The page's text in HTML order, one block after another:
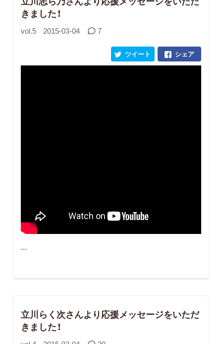
きました！
vol.5 2015-03-04 7
シェア
ツイート
...
立川らく次さんより応援メッセージをいただ
きました！